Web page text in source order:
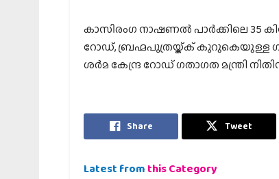
കാസിരംഗ നാഷണല്‍ പാര്‍ക്കിലെ 35
റോഡ്, ബ്രഹ്മപുത്രയ്ക്ക് കുറുകെയുള്ള
ശര്‍മ കേന്ദ്ര റോഡ് ഗതാഗത മന്ത്രി
Share Tweet
Latest from this Category